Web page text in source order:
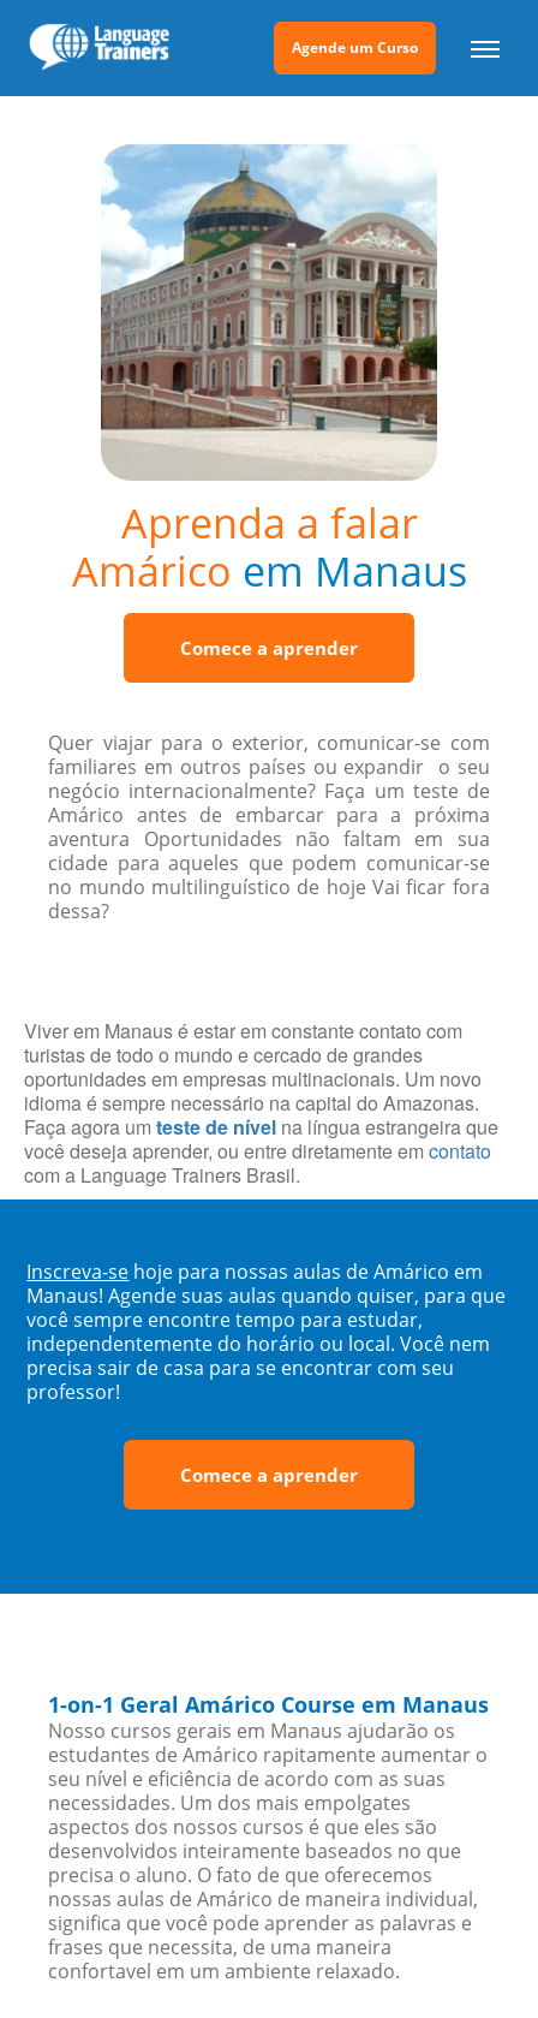
Agende um Curso
Aprenda a falar
Amárico em Manaus
Comece a aprender
Quer viajar para o exterior, comunicar-se com
familiares em outros países ou expandir o seu
negócio internacionalmente? Faça um teste de
Amárico antes de embarcar para a próxima
aventura Oportunidades não faltam em sua
cidade para aqueles que podem comunicar-se
no mundo multilinguístico de hoje Vai ficar fora
dessa?
Viver em Manaus é estar em constante contato com
turistas de todo o mundo e cercado de grandes
oportunidades em empresas multinacionais. Um novo
idioma é sempre necessário na capital do Amazonas.
Faça agora um teste de nível na língua estrangeira que
você deseja aprender, ou entre diretamente em contato
com a Language Trainers Brasil.
Inscreva-se hoje para nossas aulas de Amárico em
Manaus! Agende suas aulas quando quiser, para que
você sempre encontre tempo para estudar,
independentemente do horário ou local. Você nem
precisa sair de casa para se encontrar com seu
professor!
Comece a aprender
1-on-1 Geral Amárico Course em Manaus
Nosso cursos gerais em Manaus ajudarão os
estudantes de Amárico rapitamente aumentar o
seu nível e eficiência de acordo com as suas
necessidades. Um dos mais empolgates
aspectos dos nossos cursos é que eles são
desenvolvidos inteiramente baseados no que
precisa o aluno. O fato de que oferecemos
nossas aulas de Amárico de maneira individual,
significa que você pode aprender as palavras e
frases que necessita, de uma maneira
confortavel em um ambiente relaxado.